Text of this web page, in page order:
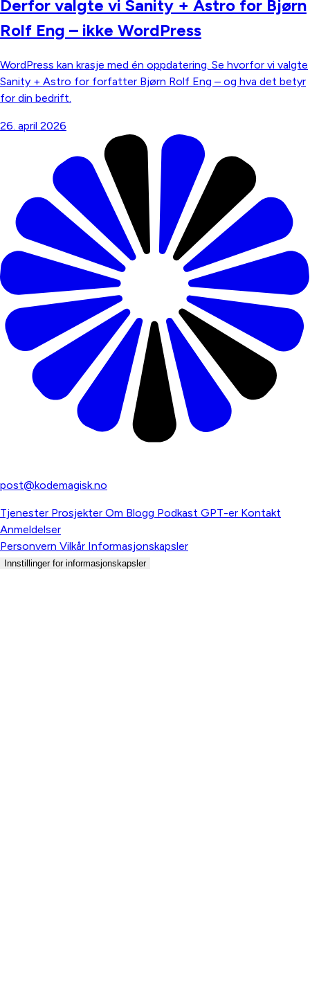
Derfor valgte vi Sanity + Astro for Bjørn
Rolf Eng – ikke WordPress
WordPress kan krasje med én oppdatering. Se hvorfor vi valgte
Sanity + Astro for forfatter Bjørn Rolf Eng – og hva det betyr
for din bedrift.
26. april 2026
post@kodemagisk.no
Tjenester Prosjekter Om Blogg Podkast GPT-er Kontakt
Anmeldelser
Personvern Vilkår Informasjonskapsler
Innstillinger for informasjonskapsler